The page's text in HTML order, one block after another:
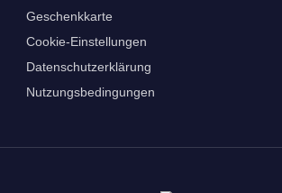
Geschenkkarte
Cookie-Einstellungen
Datenschutzerklärung
Nutzungsbedingungen